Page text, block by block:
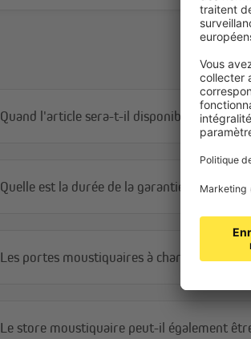
Quand l'article sera-t-il disponible ?
Quelle est la durée de la garantie ?
Les portes moustiquaires à charnières
Le store moustiquaire peut-il également